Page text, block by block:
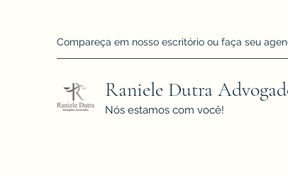
Compareça em nosso escritório ou faça seu
Raniele Dutra
Nós estamos com você!